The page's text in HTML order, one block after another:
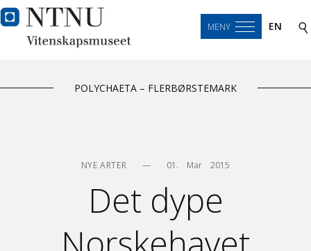
MENY EN
POLYCHAETA – FLERBØRSTEMARK
NYE ARTER — 01.    Mar    2015
Det dype